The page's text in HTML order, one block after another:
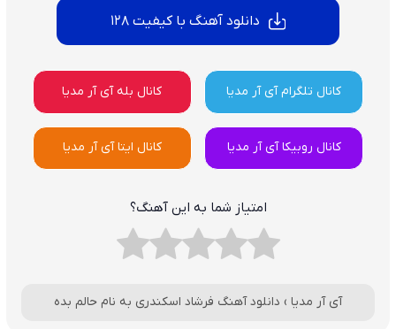
دانلود آهنگ با کیفیت 128
کانال تلگرام آی آر مدیا کانال بله آی آر مدیا
کانال روبیکا آی آر مدیا کانال ایتا آی آر مدیا
امتیاز شما به این آهنگ؟
آی آر مدیا › دانلود آهنگ فرشاد اسکندری به نام حالم بده